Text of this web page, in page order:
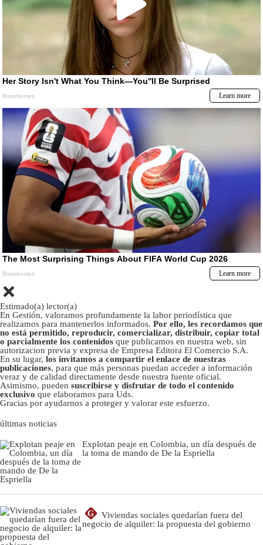
Estimado(a) lector(a)
En Gestión, valoramos profundamente la labor periodística que
realizamos para mantenerlos informados. Por ello, les recordamos que
no está permitido, reproducir, comercializar, distribuir, copiar total
o parcialmente los contenidos que publicamos en nuestra web, sin
autorizacion previa y expresa de Empresa Editora El Comercio S.A.
En su lugar, los invitamos a compartir el enlace de nuestras
publicaciones, para que más personas puedan acceder a información
veraz y de calidad directamente desde nuestra fuente oficial.
Asimismo, pueden suscribirse y disfrutar de todo el contenido
exclusivo que elaboramos para Uds.
Gracias por ayudarnos a proteger y valorar este esfuerzo.
últimas noticias
Explotan peaje en Colombia, un día después de
la toma de mando de De la Espriella
G
Viviendas sociales quedarían fuera del
negocio de alquiler: la propuesta del gobierno